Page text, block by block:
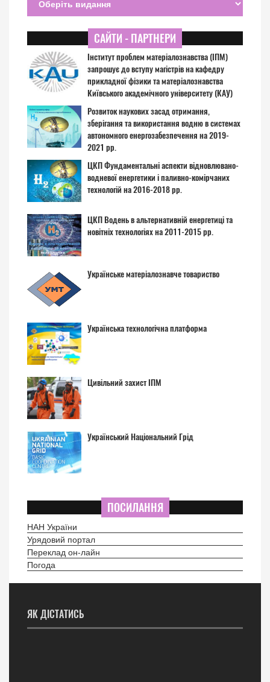
САЙТИ - ПАРТНЕРИ
Інститут проблем матеріалознавства (ІПМ)
запрошує до вступу магістрів на кафедру
прикладної фізики та матеріалознавства
Київського академічного університету (КАУ)
Розвиток наукових засад отримання,
зберігання та використання водню в системах
автономного енергозабезпечення на 2019-
2021 рр.
ЦКП Фундаментальні аспекти відновлювано-
водневої енергетики і паливно-комірчаних
технологій на 2016-2018 рр.
ЦКП Водень в альтернативній енергетиці та
новітніх технологіях на 2011-2015 рр.
Українське матеріалознавче товариство
Українська технологічна платформа
Цивільний захист ІПМ
Український Національний Грід
ПОСИЛАННЯ
НАН України
Урядовий портал
Переклад он-лайн
Погода
ЯК ДІСТАТИСЬ